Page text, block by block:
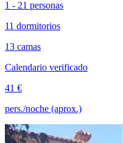
1 - 21 personas
11 dormitorios
13 camas
Calendario verificado
41 €
pers./noche (aprox.)